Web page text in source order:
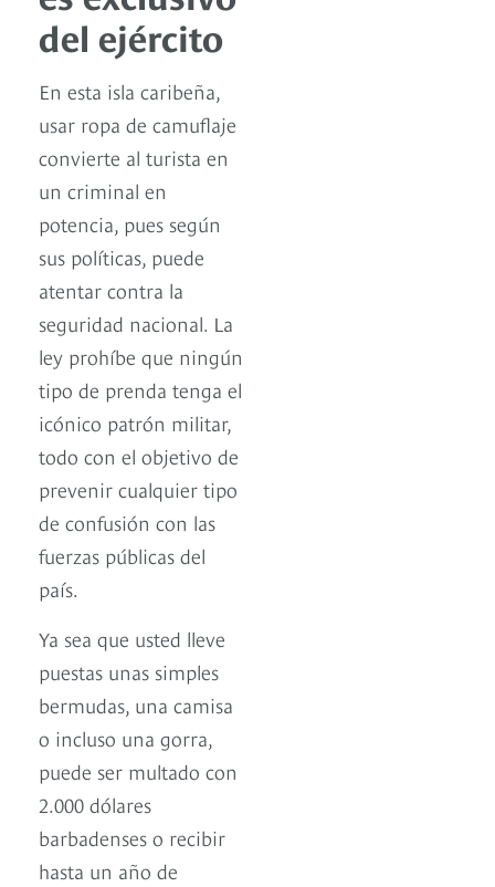
del ejército
En esta isla caribeña,
usar ropa de camuflaje
convierte al turista en
un criminal en
potencia, pues según
sus políticas, puede
atentar contra la
seguridad nacional. La
ley prohíbe que ningún
tipo de prenda tenga el
icónico patrón militar,
todo con el objetivo de
prevenir cualquier tipo
de confusión con las
fuerzas públicas del
país.
Ya sea que usted lleve
puestas unas simples
bermudas, una camisa
o incluso una gorra,
puede ser multado con
2.000 dólares
barbadenses o recibir
hasta un año de